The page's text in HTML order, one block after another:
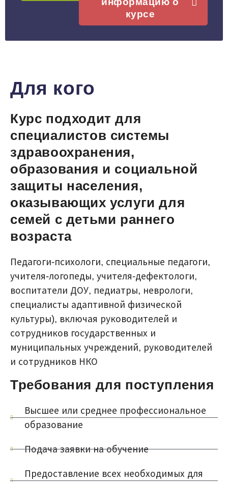
курсе
Для кого
Курс подходит для
специалистов системы
здравоохранения,
образования и социальной
защиты населения,
оказывающих услуги для
семей с детьми раннего
возраста
Педагоги-психологи, специальные педагоги,
учителя-логопеды, учителя-дефектологи,
воспитатели ДОУ, педиатры, неврологи,
специалисты адаптивной физической
культуры), включая руководителей и
сотрудников государственных и
муниципальных учреждений, руководителей
и сотрудников НКО
Требования для поступления
Высшее или среднее профессиональное
образование
Подача заявки на обучение
Предоставление всех необходимых для